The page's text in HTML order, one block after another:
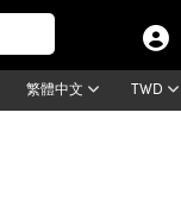
繁體中文 TWD